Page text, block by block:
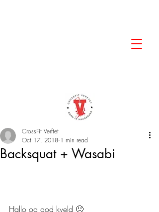
Backsquat + Wasabi
CrossFit Verftet
Oct 17, 2018 1 min read
Hallo og god kveld 🙂